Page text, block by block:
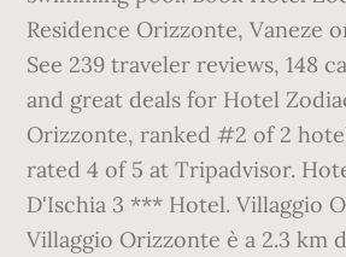
Residence Orizzonte, Vaneze
See 239 traveler reviews, 148
and great deals for Hotel
Orizzonte, ranked #2 of 2
rated 4 of 5 at Tripadvisor.
D'Ischia 3 *** Hotel. Villaggio
Villaggio Orizzonte è a 2.3 km